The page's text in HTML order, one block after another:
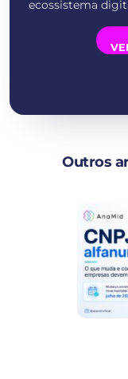
ecossistema
Outros